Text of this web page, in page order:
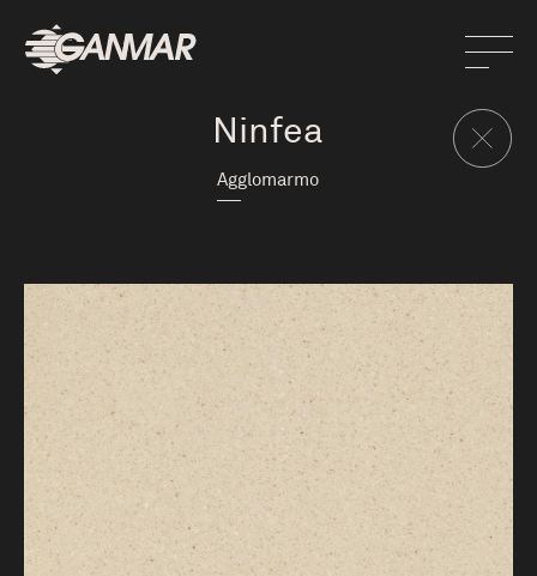
Ninfea
Agglomarmo